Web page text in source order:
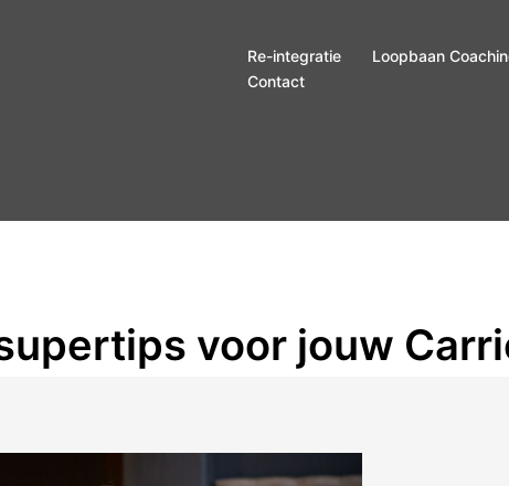
Re-integratie Loopbaan
Contact
voor jouw